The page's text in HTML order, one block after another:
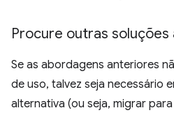
Procure outras soluções
Se as abordagens anteriores
de uso, talvez seja necessário
alternativa (ou seja, migrar